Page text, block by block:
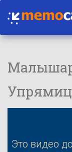
Это видео